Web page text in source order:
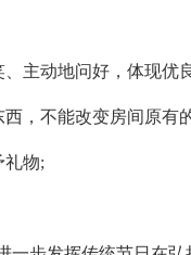
主动地问好，体现优
，不能改变房间原有
礼物;